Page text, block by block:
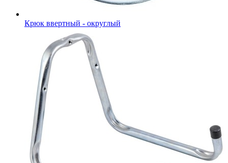
Крюк ввертный - округлый